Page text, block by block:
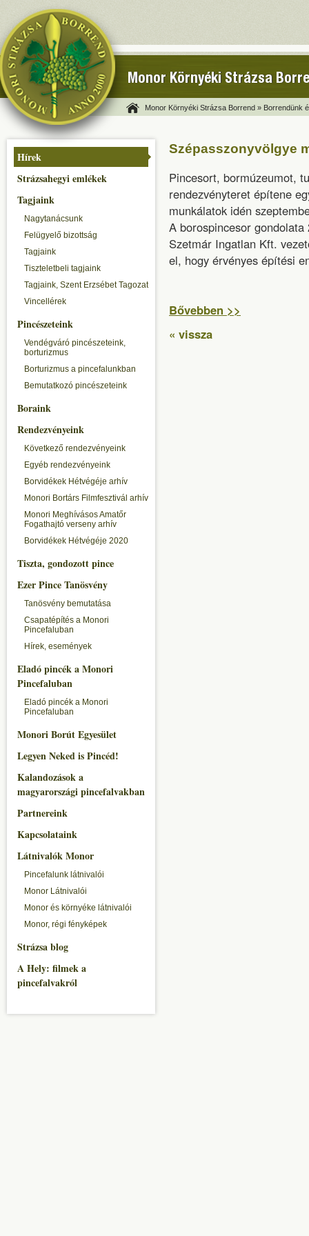
Monor Környéki Strázsa
Monor Környéki Strázsa Borrend » Borrendünk
Hírek
Strázsahegyi emlékek
Tagjaink
Nagytanácsunk
Felügyelő bizottság
Tagjaink
Tiszteletbeli tagjaink
Tagjaink, Szent Erzsébet Tagozat
Vincellérek
Pincészeteink
Vendégváró pincészeteink,
borturizmus
Borturizmus a pincefalunkban
Bemutatkozó pincészeteink
Boraink
Rendezvényeink
Következő rendezvényeink
Egyéb rendezvényeink
Borvidékek Hétvégéje arhív
Monori Bortárs Filmfesztivál arhív
Monori Meghívásos Amatőr
Fogathajtó verseny arhív
Borvidékek Hétvégéje 2020
Tiszta, gondozott pince
Ezer Pince Tanösvény
Tanösvény bemutatása
Csapatépítés a Monori
Pincefaluban
Hírek, események
Eladó pincék a Monori
Pincefaluban
Eladó pincék a Monori
Pincefaluban
Monori Borút Egyesület
Legyen Neked is Pincéd!
Kalandozások a
magyarországi pincefalvakban
Partnereink
Kapcsolataink
Látnivalók Monor
Pincefalunk látnivalói
Monor Látnivalói
Monor és környéke látnivalói
Monor, régi fényképek
Strázsa blog
A Hely: filmek a
pincefalvakról
Szépasszonyvölgye
Pincesort, bormúzeumot,
rendezvényteret építene
munkálatok idén
A borospincesor
Szetmár Ingatlan Kft.
el, hogy érvényes építési
Bővebben >>
« vissza